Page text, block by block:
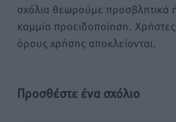
σχόλια θεωρούμε προσβλητικά
καμμία προειδοποίηση.
όρους χρήσης αποκλείονται.
Προσθέστε ένα σχόλιο